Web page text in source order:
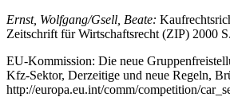
Ernst, Wolfgang/Gsell, Beate:
Zeitschrift für Wirtschaftsrecht (ZIP) 2000
EU-Kommission: Die neue
Kfz-Sektor, Derzeitige und neue Regeln,
http://europa.eu.int/comm/competition/